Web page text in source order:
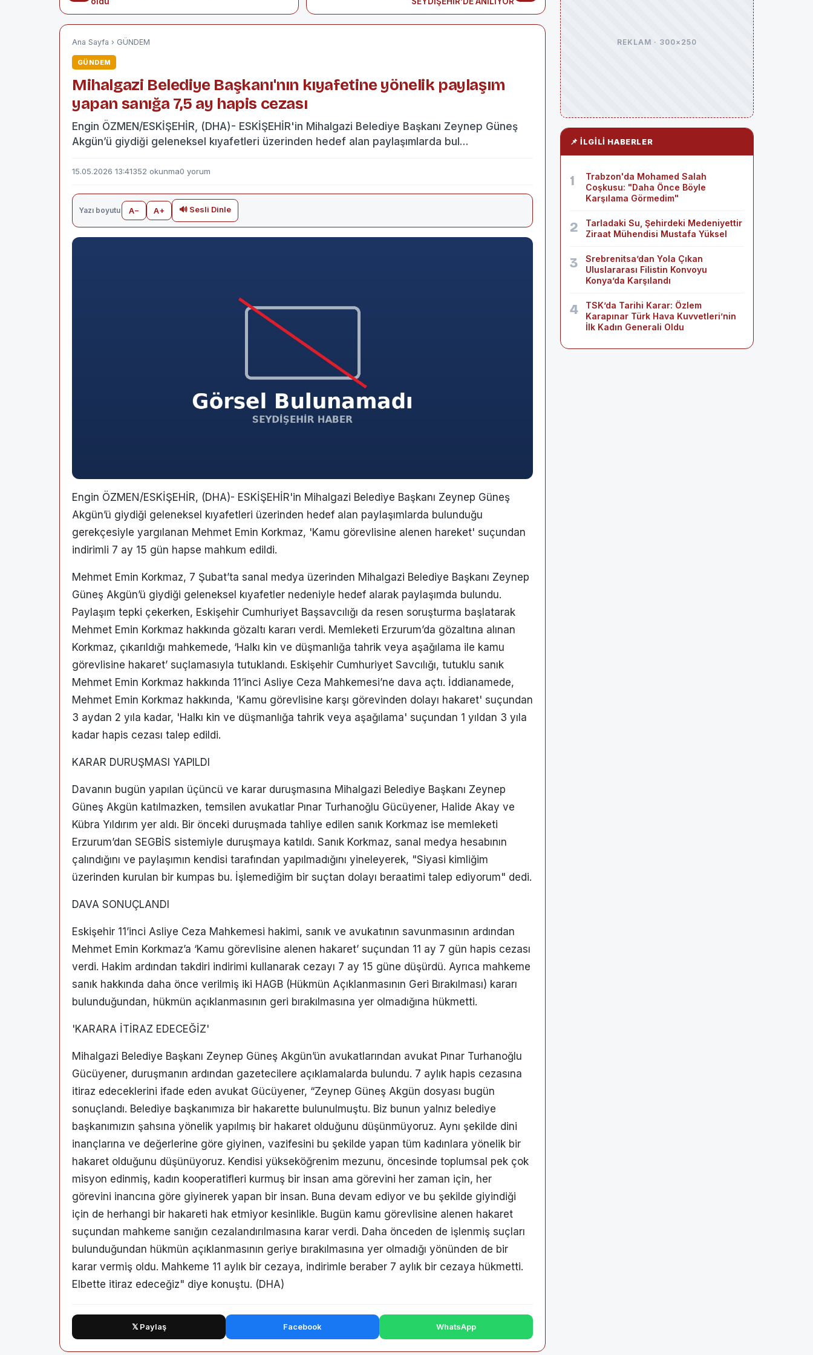
Ana Sayfa › GÜNDEM
GÜNDEM
Mihalgazi Belediye Başkanı'nın kıyafetine yönelik paylaşım
yapan sanığa 7,5 ay hapis cezası
Engin ÖZMEN/ESKİŞEHİR, (DHA)- ESKİŞEHİR'in Mihalgazi Belediye Başkanı Zeynep Güneş
Akgün’ü giydiği geleneksel kıyafetleri üzerinden hedef alan paylaşımlarda bul…
15.05.2026 13:41352 okunma0 yorum
Yazı boyutu A− A+ 🔊 Sesli Dinle
Engin ÖZMEN/ESKİŞEHİR, (DHA)- ESKİŞEHİR'in Mihalgazi Belediye Başkanı Zeynep Güneş
Akgün’ü giydiği geleneksel kıyafetleri üzerinden hedef alan paylaşımlarda bulunduğu
gerekçesiyle yargılanan Mehmet Emin Korkmaz, 'Kamu görevlisine alenen hareket' suçundan
indirimli 7 ay 15 gün hapse mahkum edildi.
Mehmet Emin Korkmaz, 7 Şubat’ta sanal medya üzerinden Mihalgazi Belediye Başkanı Zeynep
Güneş Akgün’ü giydiği geleneksel kıyafetler nedeniyle hedef alarak paylaşımda bulundu.
Paylaşım tepki çekerken, Eskişehir Cumhuriyet Başsavcılığı da resen soruşturma başlatarak
Mehmet Emin Korkmaz hakkında gözaltı kararı verdi. Memleketi Erzurum’da gözaltına alınan
Korkmaz, çıkarıldığı mahkemede, ‘Halkı kin ve düşmanlığa tahrik veya aşağılama ile kamu
görevlisine hakaret’ suçlamasıyla tutuklandı. Eskişehir Cumhuriyet Savcılığı, tutuklu sanık
Mehmet Emin Korkmaz hakkında 11’inci Asliye Ceza Mahkemesi’ne dava açtı. İddianamede,
Mehmet Emin Korkmaz hakkında, 'Kamu görevlisine karşı görevinden dolayı hakaret' suçundan
3 aydan 2 yıla kadar, 'Halkı kin ve düşmanlığa tahrik veya aşağılama' suçundan 1 yıldan 3 yıla
kadar hapis cezası talep edildi.
KARAR DURUŞMASI YAPILDI
Davanın bugün yapılan üçüncü ve karar duruşmasına Mihalgazi Belediye Başkanı Zeynep
Güneş Akgün katılmazken, temsilen avukatlar Pınar Turhanoğlu Gücüyener, Halide Akay ve
Kübra Yıldırım yer aldı. Bir önceki duruşmada tahliye edilen sanık Korkmaz ise memleketi
Erzurum’dan SEGBİS sistemiyle duruşmaya katıldı. Sanık Korkmaz, sanal medya hesabının
çalındığını ve paylaşımın kendisi tarafından yapılmadığını yineleyerek, "Siyasi kimliğim
üzerinden kurulan bir kumpas bu. İşlemediğim bir suçtan dolayı beraatimi talep ediyorum" dedi.
DAVA SONUÇLANDI
Eskişehir 11’inci Asliye Ceza Mahkemesi hakimi, sanık ve avukatının savunmasının ardından
Mehmet Emin Korkmaz’a ‘Kamu görevlisine alenen hakaret’ suçundan 11 ay 7 gün hapis cezası
verdi. Hakim ardından takdiri indirimi kullanarak cezayı 7 ay 15 güne düşürdü. Ayrıca mahkeme
sanık hakkında daha önce verilmiş iki HAGB (Hükmün Açıklanmasının Geri Bırakılması) kararı
bulunduğundan, hükmün açıklanmasının geri bırakılmasına yer olmadığına hükmetti.
'KARARA İTİRAZ EDECEĞİZ'
Mihalgazi Belediye Başkanı Zeynep Güneş Akgün’ün avukatlarından avukat Pınar Turhanoğlu
Gücüyener, duruşmanın ardından gazetecilere açıklamalarda bulundu. 7 aylık hapis cezasına
itiraz edeceklerini ifade eden avukat Gücüyener, “Zeynep Güneş Akgün dosyası bugün
sonuçlandı. Belediye başkanımıza bir hakarette bulunulmuştu. Biz bunun yalnız belediye
başkanımızın şahsına yönelik yapılmış bir hakaret olduğunu düşünmüyoruz. Aynı şekilde dini
inançlarına ve değerlerine göre giyinen, vazifesini bu şekilde yapan tüm kadınlara yönelik bir
hakaret olduğunu düşünüyoruz. Kendisi yükseköğrenim mezunu, öncesinde toplumsal pek çok
misyon edinmiş, kadın kooperatifleri kurmuş bir insan ama görevini her zaman için, her
görevini inancına göre giyinerek yapan bir insan. Buna devam ediyor ve bu şekilde giyindiği
için de herhangi bir hakareti hak etmiyor kesinlikle. Bugün kamu görevlisine alenen hakaret
suçundan mahkeme sanığın cezalandırılmasına karar verdi. Daha önceden de işlenmiş suçları
bulunduğundan hükmün açıklanmasının geriye bırakılmasına yer olmadığı yönünden de bir
karar vermiş oldu. Mahkeme 11 aylık bir cezaya, indirimle beraber 7 aylık bir cezaya hükmetti.
Elbette itiraz edeceğiz" diye konuştu. (DHA)
𝕏 Paylaş Facebook WhatsApp
REKLAM · 300×250
📌 İLGILI HABERLER
1
Trabzon'da Mohamed Salah
Coşkusu: "Daha Önce Böyle
Karşılama Görmedim"
2
Tarladaki Su, Şehirdeki Medeniyettir
Ziraat Mühendisi Mustafa Yüksel
3
Srebrenitsa’dan Yola Çıkan
Uluslararası Filistin Konvoyu
Konya’da Karşılandı
4
TSK’da Tarihi Karar: Özlem
Karapınar Türk Hava Kuvvetleri’nin
İlk Kadın Generali Oldu